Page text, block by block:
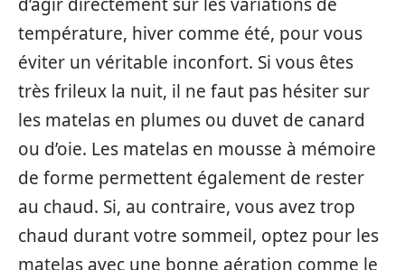
température, hiver comme été, pour vous
éviter un véritable inconfort. Si vous êtes
très frileux la nuit, il ne faut pas hésiter sur
les matelas en plumes ou duvet de canard
ou d’oie. Les matelas en mousse à mémoire
de forme permettent également de rester
au chaud. Si, au contraire, vous avez trop
chaud durant votre sommeil, optez pour les
matelas avec une bonne aération comme le